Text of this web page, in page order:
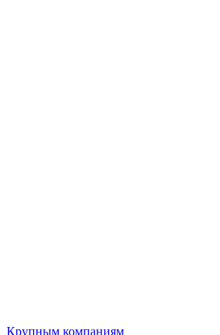
Крупным компаниям